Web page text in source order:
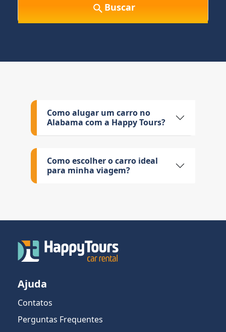
Buscar
Como alugar um carro no
Alabama com a Happy Tours?
Como escolher o carro ideal
para minha viagem?
Ajuda
Contatos
Perguntas Frequentes